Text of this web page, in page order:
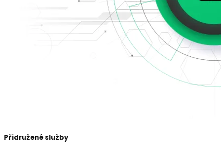
Přidružené služby